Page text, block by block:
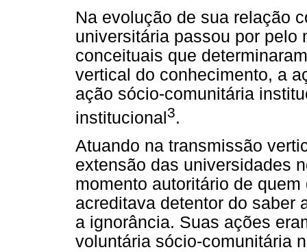
Na evolução de sua relação
universitária passou por pelo
conceituais que
vertical do conhecimento, a
ação sócio-comunitária
institucional3.
Atuando na transmissão
extensão das universidades
momento autoritário de
acreditava detentor do saber
a ignorância. Suas ações
voluntária sócio-comunitária